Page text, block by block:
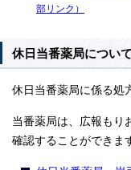
部リンク）
休日当番薬局について
休日当番薬局に係る処
当番薬局は、広報もり
確認することができま